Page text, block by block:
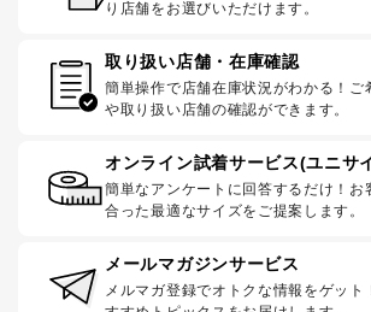
り店舗をお選びいただけます。
取り扱い店舗・在庫確認
簡単操作で店舗在庫状況がわかる！ご
や取り扱い店舗の確認ができます。
オンライン試着サービス(ユニサ
簡単なアンケートに回答するだけ！お
合った最適なサイズをご提案します。
メールマガジンサービス
メルマガ登録でオトクな情報をゲット